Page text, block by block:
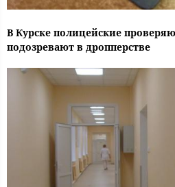
В Курске полицейские
подозревают в дропперстве